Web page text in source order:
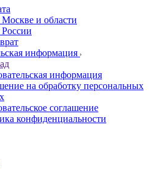
и области
информация
информация
на обработку персональных
соглашение
конфиденциальности